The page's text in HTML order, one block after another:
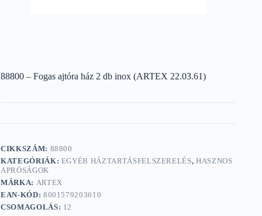
88800 – Fogas ajtóra ház 2 db inox (ARTEX 22.03.61)
CIKKSZÁM: 88800
KATEGÓRIÁK: EGYÉB HÁZTARTÁSFELSZERELÉS,HASZNOS
APRÓSÁGOK
MÁRKA: ARTEX
EAN-KÓD: 8001579203610
CSOMAGOLÁS: 12